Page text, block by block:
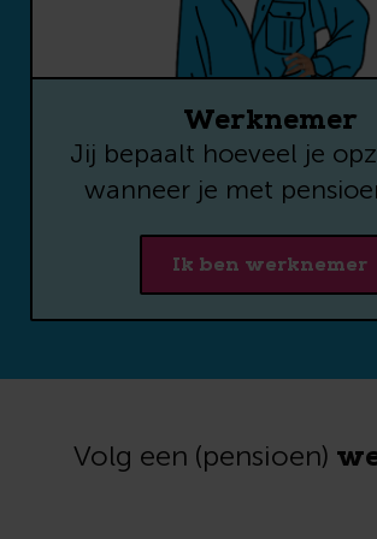
CAPTCHA
Voor meer informatie over
onzeprivacyverklaring.
Werknemer
Jij bepaalt hoeveel je
wanneer je met
Ik ben werknemer
Volg een (pensioen)